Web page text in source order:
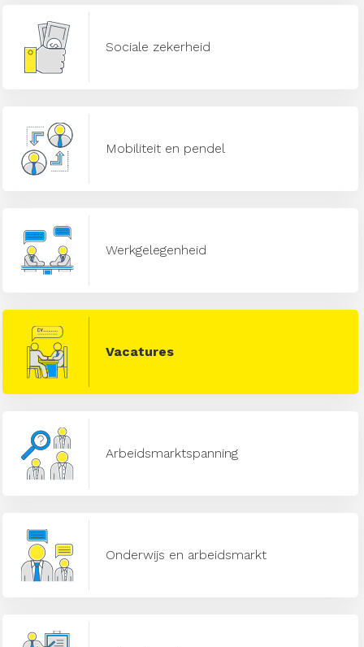
Sociale zekerheid
Mobiliteit en pendel
Werkgelegenheid
Vacatures
Arbeidsmarktspanning
Onderwijs en arbeidsmarkt